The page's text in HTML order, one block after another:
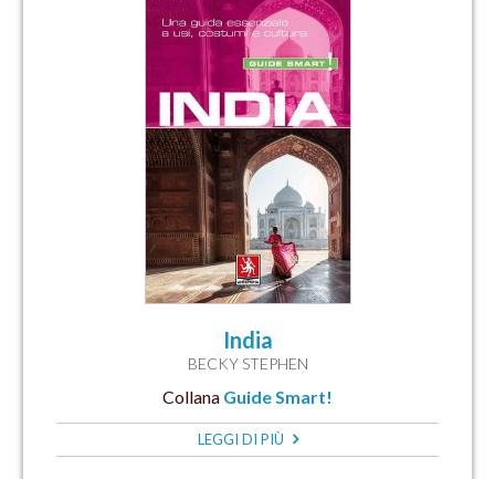
India
BECKY STEPHEN
Collana Guide Smart!
LEGGI DI PIÙ